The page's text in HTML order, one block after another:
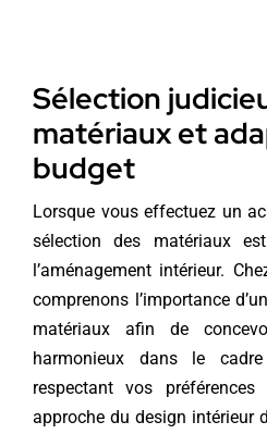
Sélection
matériaux et
budget
Lorsque vous effectuez un
sélection des matériaux
l’aménagement intérieur.
comprenons l’importance
matériaux afin de
harmonieux dans le
respectant vos
approche du design intérieur